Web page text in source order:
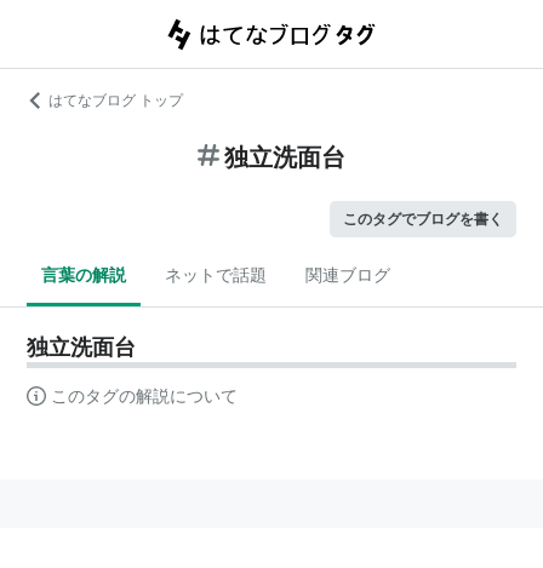
はてなブログ トップ
独立洗面台
このタグでブログを書く
言葉の解説 ネットで話題 関連ブログ
独立洗面台
このタグの解説について